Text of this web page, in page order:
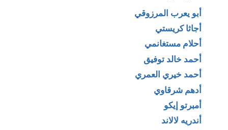
أبو يعرب المرزوقي
أجاثا كريستي
أحلام مستغانمي
أحمد خالد توفيق
أحمد خيري العمري
أدهم شرقاوي
أمبرتو إيكو
أندريه لالاند